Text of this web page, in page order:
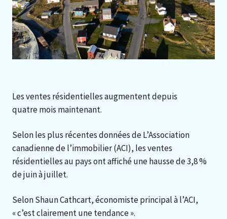
Les ventes résidentielles augmentent depuis
quatre mois maintenant.
Selon les plus récentes données de L’Association
canadienne de l’immobilier (ACI), les ventes
résidentielles au pays ont affiché une hausse de 3,8 %
de juin à juillet.
Selon Shaun Cathcart, économiste principal à l’ACI,
« c’est clairement une tendance ».